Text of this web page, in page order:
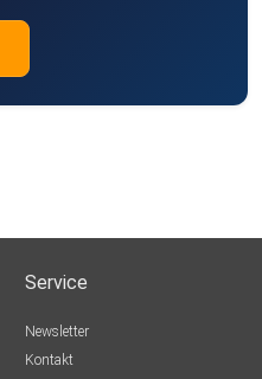
Service
Newsletter
Kontakt